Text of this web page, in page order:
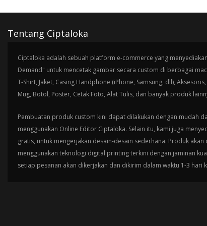
Tentang Ciptaloka
Ciptaloka adalah sebuah platform e-commerce yang
Demand" untuk mencetak gambar secara custom di berbagai
T-Shirt, Jaket, Casing Handphone (iPhone, Samsung, dll),
Mug, Botol, Poster, Cetak Foto, Alat Tulis, dan banyak produk
Pembuatan produk custom kini dapat dilakukan dengan mudah
menggunakan Online Editor Ciptaloka. Selain itu, kami juga
gratis, untuk mengerjakan desain-desain sederhana. Produk akan
menggunakan teknologi digital printing terkini dengan jaminan
setiap pesanan akan dikerjakan dan dikirim dalam waktu 1-3 hari